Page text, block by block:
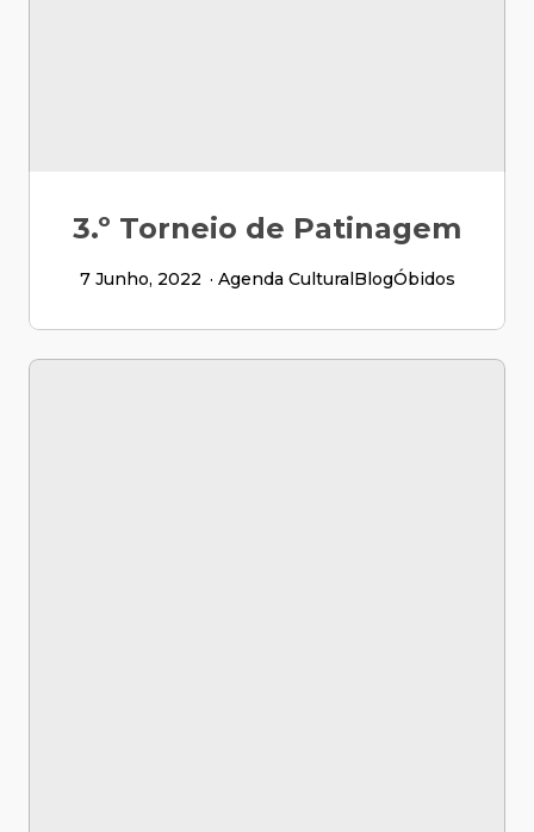
3.º Torneio de Patinagem
7 Junho, 2022 Agenda CulturalBlogÓbidos